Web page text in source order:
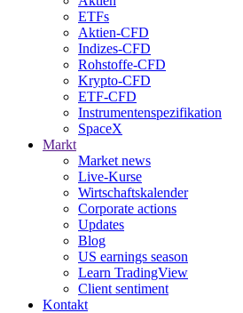
ETFs
Aktien-CFD
Indizes-CFD
Rohstoffe-CFD
Krypto-CFD
ETF-CFD
Instrumentenspezifikation
SpaceX
Markt
Market news
Live-Kurse
Wirtschaftskalender
Corporate actions
Updates
Blog
US earnings season
Learn TradingView
Client sentiment
Kontakt